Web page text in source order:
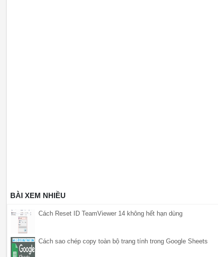
BÀI XEM NHIỀU
Cách Reset ID TeamViewer 14 không hết hạn dùng
Cách sao chép copy toàn bộ trang tính trong Google Sheets